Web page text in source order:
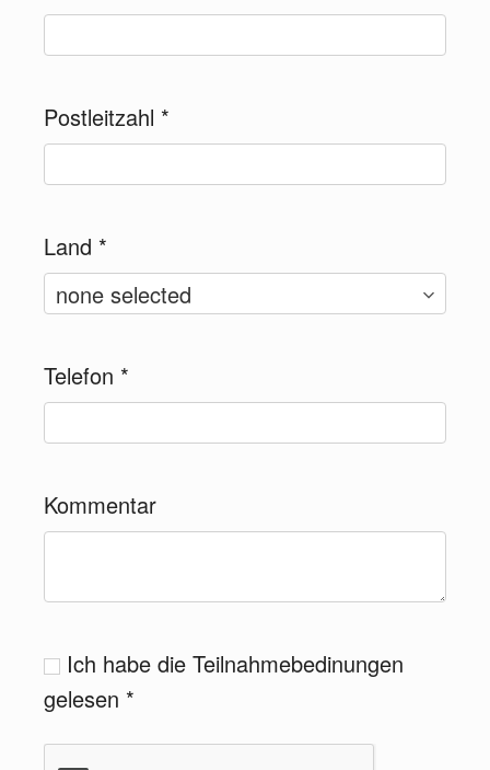
Postleitzahl *
Land *
Telefon *
Kommentar
Ich habe die Teilnahmebedinungen
gelesen *